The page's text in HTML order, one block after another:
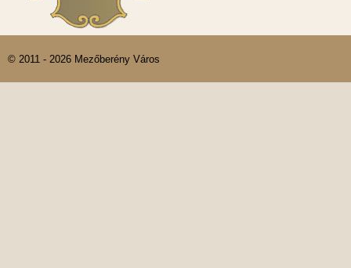
© 2011 - 2026 Mezőberény Város